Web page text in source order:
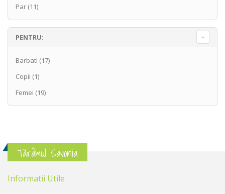
Par (11)
PENTRU:
Barbati (17)
Copii (1)
Femei (19)
Tărâmul Savonia
Informatii Utile